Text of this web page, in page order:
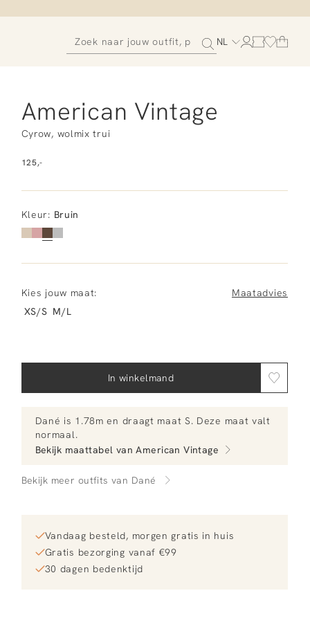
NL
American Vintage
Cyrow, wolmix trui
125,-
Kleur: Bruin
Kies jouw maat:
Maatadvies
XS/S M/L
In winkelmand
Dané is 1.78m en draagt maat S. Deze maat valt
normaal.
Bekijk maattabel van American Vintage
Bekijk meer outfits van Dané
Vandaag besteld, morgen gratis in huis
Gratis bezorging vanaf €99
30 dagen bedenktijd